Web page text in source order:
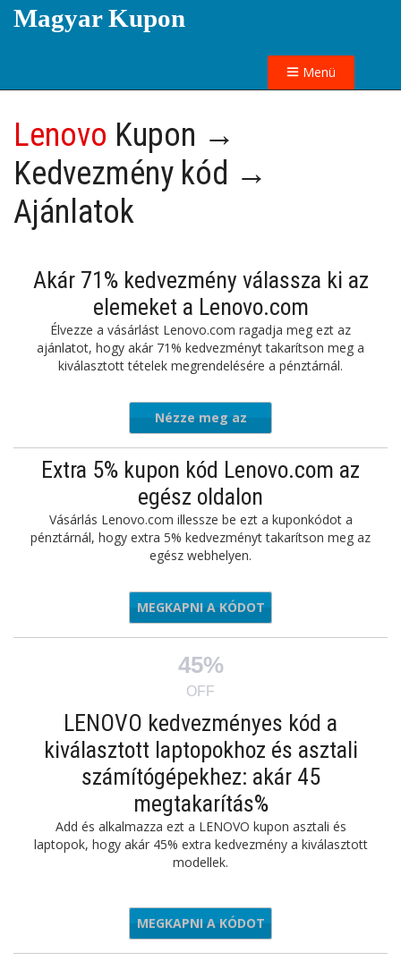
Magyar Kupon
Menü
Lenovo Kupon →
Kedvezmény kód →
Ajánlatok
Akár 71% kedvezmény válassza ki az
elemeket a Lenovo.com
Élvezze a vásárlást Lenovo.com ragadja meg ezt az
ajánlatot, hogy akár 71% kedvezményt takarítson meg a
kiválasztott tételek megrendelésére a pénztárnál.
Nézze meg az
ajánlatot
Extra 5% kupon kód Lenovo.com az
egész oldalon
Vásárlás Lenovo.com illessze be ezt a kuponkódot a
pénztárnál, hogy extra 5% kedvezményt takarítson meg az
egész webhelyen.
LASHWKD
MEGKAPNI A KÓDOT
45%
OFF
LENOVO kedvezményes kód a
kiválasztott laptopokhoz és asztali
számítógépekhez: akár 45
megtakarítás%
Add és alkalmazza ezt a LENOVO kupon asztali és
laptopok, hogy akár 45% extra kedvezmény a kiválasztott
modellek.
RPRISES
MEGKAPNI A KÓDOT